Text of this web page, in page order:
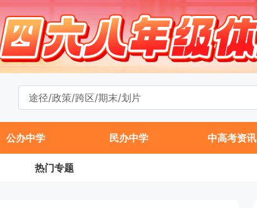
公办中学 民办中学 中高考资讯
热门专题